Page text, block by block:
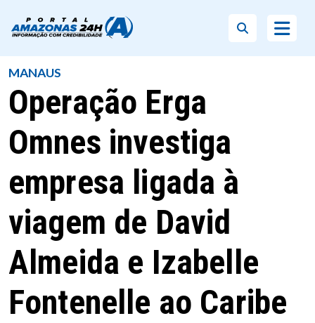
MANAUS
Operação Erga
Omnes investiga
empresa ligada à
viagem de David
Almeida e Izabelle
Fontenelle ao Caribe